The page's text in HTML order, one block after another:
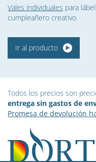
Vales individuales para
cumpleañero creativo.
Ir al producto
Todos los precios son
entrega sin gastos de
Promesa de devolución